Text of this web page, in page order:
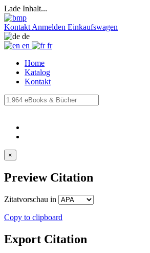
Lade Inhalt...
Kontakt Anmelden Einkaufswagen
de
en
fr
Home
Katalog
Kontakt
×
Preview Citation
Zitatvorschau in
Copy to clipboard
Export Citation